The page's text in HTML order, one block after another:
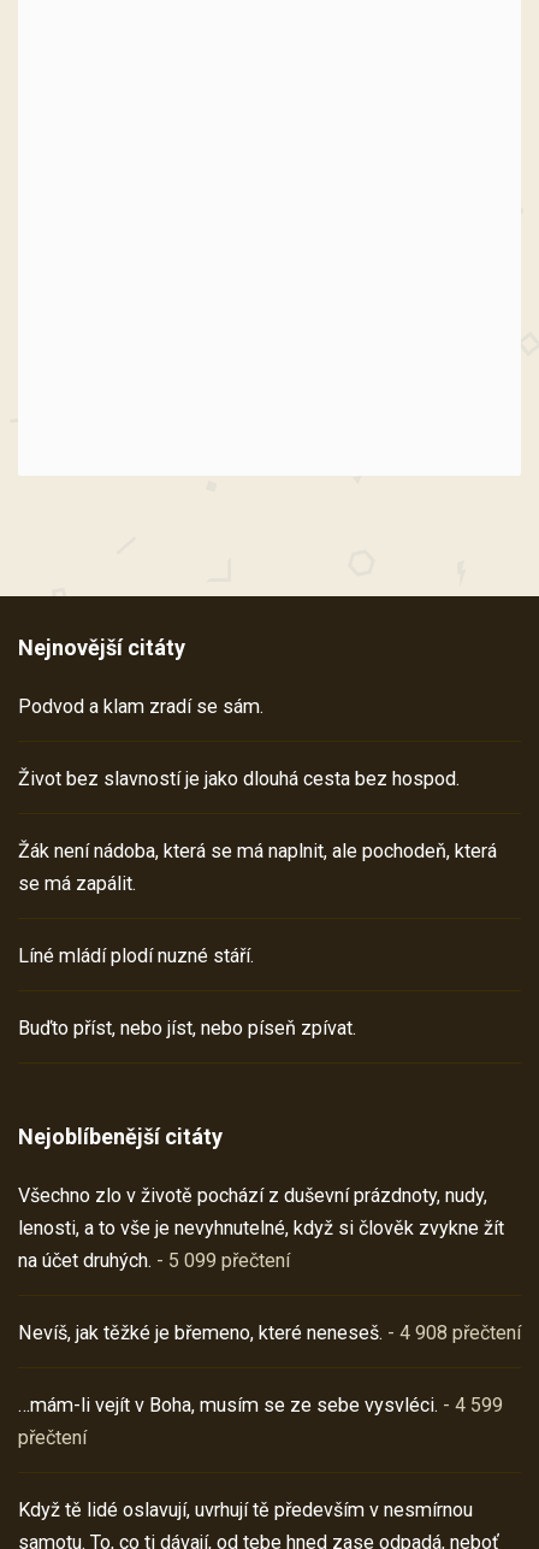
Nejnovější citáty
Podvod a klam zradí se sám.
Život bez slavností je jako dlouhá cesta bez hospod.
Žák není nádoba, která se má naplnit, ale pochodeň, která
se má zapálit.
Líné mládí plodí nuzné stáří.
Buďto příst, nebo jíst, nebo píseň zpívat.
Nejoblíbenější citáty
Všechno zlo v životě pochází z duševní prázdnoty, nudy,
lenosti, a to vše je nevyhnutelné, když si člověk zvykne žít
na účet druhých. - 5 099 přečtení
Nevíš, jak těžké je břemeno, které neneseš. - 4 908 přečtení
…mám-li vejít v Boha, musím se ze sebe vysvléci. - 4 599
přečtení
Když tě lidé oslavují, uvrhují tě především v nesmírnou
samotu. To, co ti dávají, od tebe hned zase odpadá, neboť